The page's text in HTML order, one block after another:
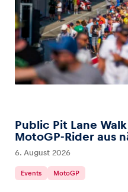
Public Pit Lane
MotoGP-Rider aus
6. August 2026
Events MotoGP